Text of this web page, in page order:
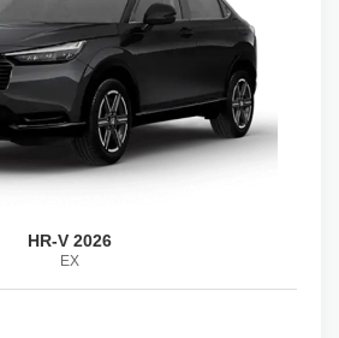
HR-V 2026
EX